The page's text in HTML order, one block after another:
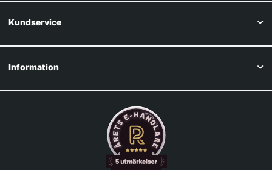
Kundservice
Information